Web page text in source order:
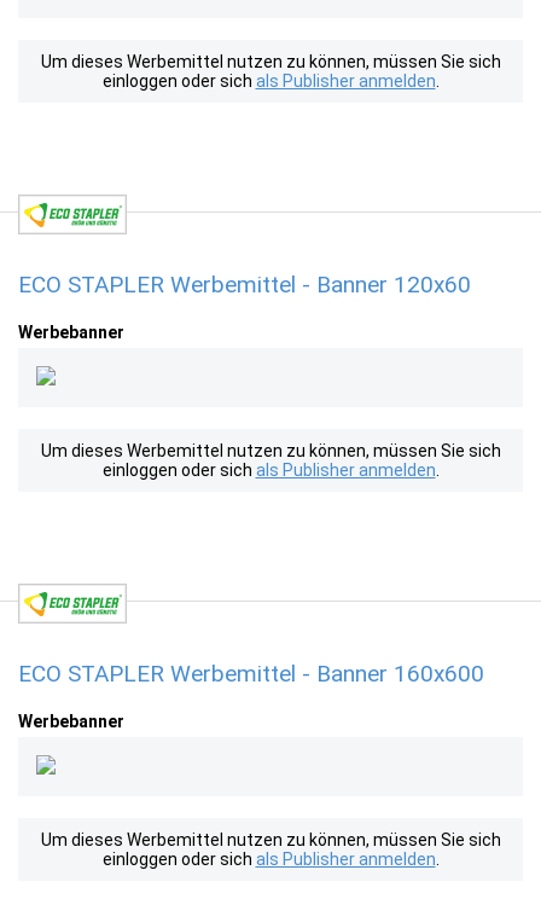
Um dieses Werbemittel nutzen zu können, müssen Sie sich
einloggen oder sich als Publisher anmelden
ECO STAPLER Werbemittel - Banner 120x60
Werbebanner
Um dieses Werbemittel nutzen zu können, müssen Sie sich
einloggen oder sich als Publisher anmelden
ECO STAPLER Werbemittel - Banner 160x600
Werbebanner
Um dieses Werbemittel nutzen zu können, müssen Sie sich
einloggen oder sich als Publisher anmelden